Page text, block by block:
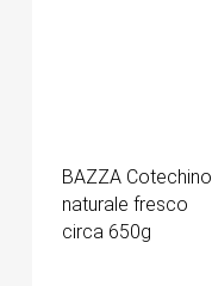
BAZZA Cotechino
naturale fresco
circa 650g